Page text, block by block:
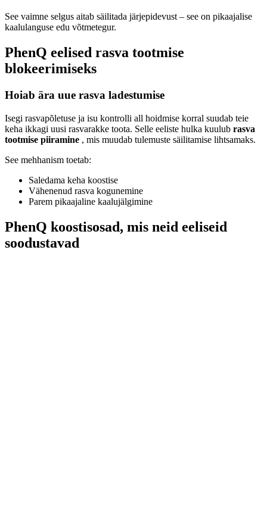
See vaimne selgus aitab säilitada järjepidevust – see on pikaajalise
kaalulanguse edu võtmetegur.
PhenQ eelised rasva tootmise
blokeerimiseks
Hoiab ära uue rasva ladestumise
Isegi rasvapõletuse ja isu kontrolli all hoidmise korral suudab teie
keha ikkagi uusi rasvarakke toota. Selle eeliste hulka kuulub rasva
tootmise piiramine , mis muudab tulemuste säilitamise lihtsamaks.
See mehhanism toetab:
Saledama keha koostise
Vähenenud rasva kogunemine
Parem pikaajaline kaalujälgimine
PhenQ koostisosad, mis neid eeliseid
soodustavad